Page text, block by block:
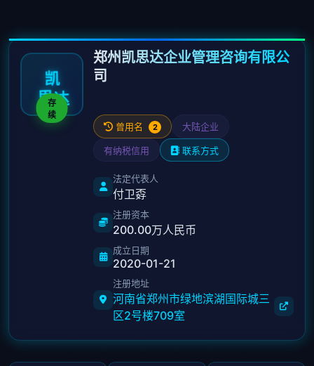
凯
思达
存
续
郑州凯思达企业管理咨询有限公
司
曾用名 2 大陆企业
有纳税信用 联系方式
法定代表人
付卫孬
注册资本
200.00万人民币
成立日期
2020-01-21
注册地址
河南省郑州市绿地滨湖国际城三
区2号楼709室